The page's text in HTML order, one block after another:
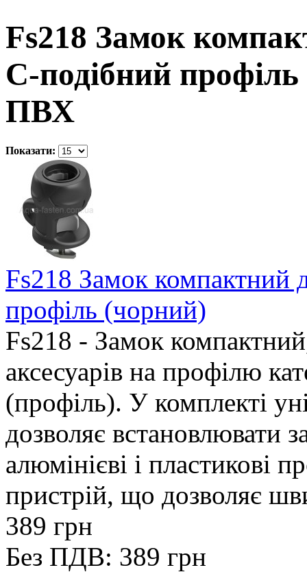
Fs218 Замок
С-подібний
ПВХ
Показати:
Fs218 Замок компактний
профіль (чорний)
Fs218 - Замок
аксесуарів на профілю
(профіль). У комплекті
дозволяє встановлювати
алюмінієві і пластикові
пристрій, що дозволяє
389 грн
Без ПДВ: 389 грн